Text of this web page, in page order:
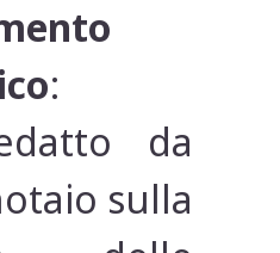
:
da
sulla